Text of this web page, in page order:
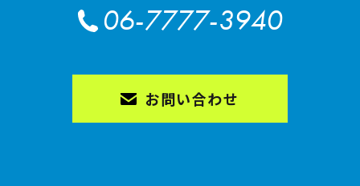
06-7777-3940
お問い合わせ